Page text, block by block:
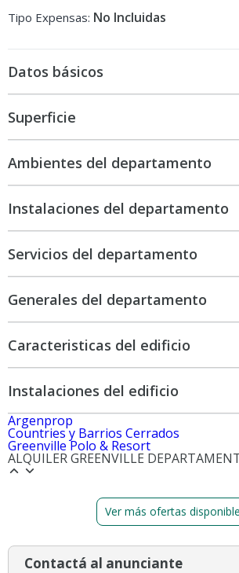
Tipo Expensas: No Incluidas
Datos básicos
Superficie
Ambientes del departamento
Instalaciones del departamento
Servicios del departamento
Generales del departamento
Caracteristicas del edificio
Instalaciones del edificio
Argenprop
Countries y Barrios Cerrados
Greenville Polo & Resort
ALQUILER GREENVILLE
Ver más ofertas
Contactá al anunciante